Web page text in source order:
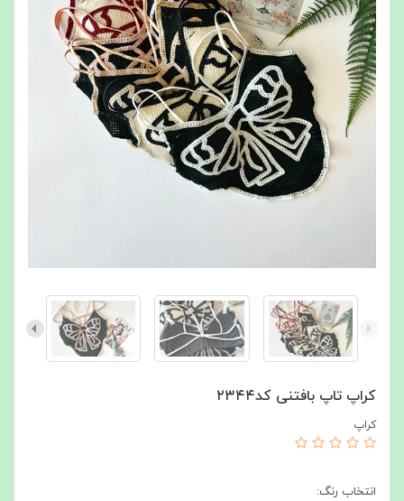
کراپ تاپ بافتنی کد۲۳۴۴
کراپ
انتخاب رنگ: